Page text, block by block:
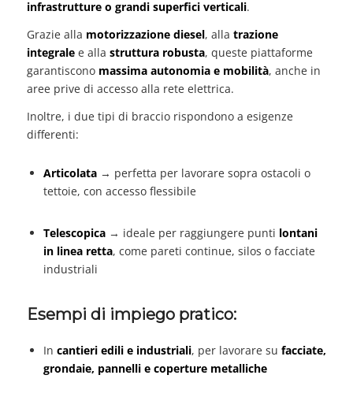
infrastrutture o grandi superfici verticali.
Grazie alla motorizzazione diesel, alla trazione
integralee alla struttura robusta, queste piattaforme
garantiscono massima autonomia e mobilità, anche in
aree prive di accesso alla rete elettrica.
Inoltre, i due tipi di braccio rispondono a esigenze
differenti:
Articolata→ perfetta per lavorare sopra ostacoli o
tettoie, con accesso flessibile
Telescopica→ ideale per raggiungere punti lontani
in linea retta, come pareti continue, silos o facciate
industriali
Esempi di impiego pratico:
In cantieri edili e industriali, per lavorare su facciate,
grondaie, pannelli e coperture metalliche